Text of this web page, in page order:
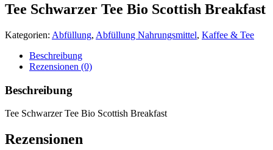
Tee Schwarzer Tee Bio Scottish Breakfast
Kategorien: Abfüllung, Abfüllung Nahrungsmittel, Kaffee & Tee
Beschreibung
Rezensionen (0)
Beschreibung
Tee Schwarzer Tee Bio Scottish Breakfast
Rezensionen